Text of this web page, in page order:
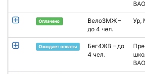
ВАО
Оплачено
Вело3МЖ –
до 4 чел.
Ур,
Ожидает оплаты
Бег4ЖВ – до
4 чел.
ВАО